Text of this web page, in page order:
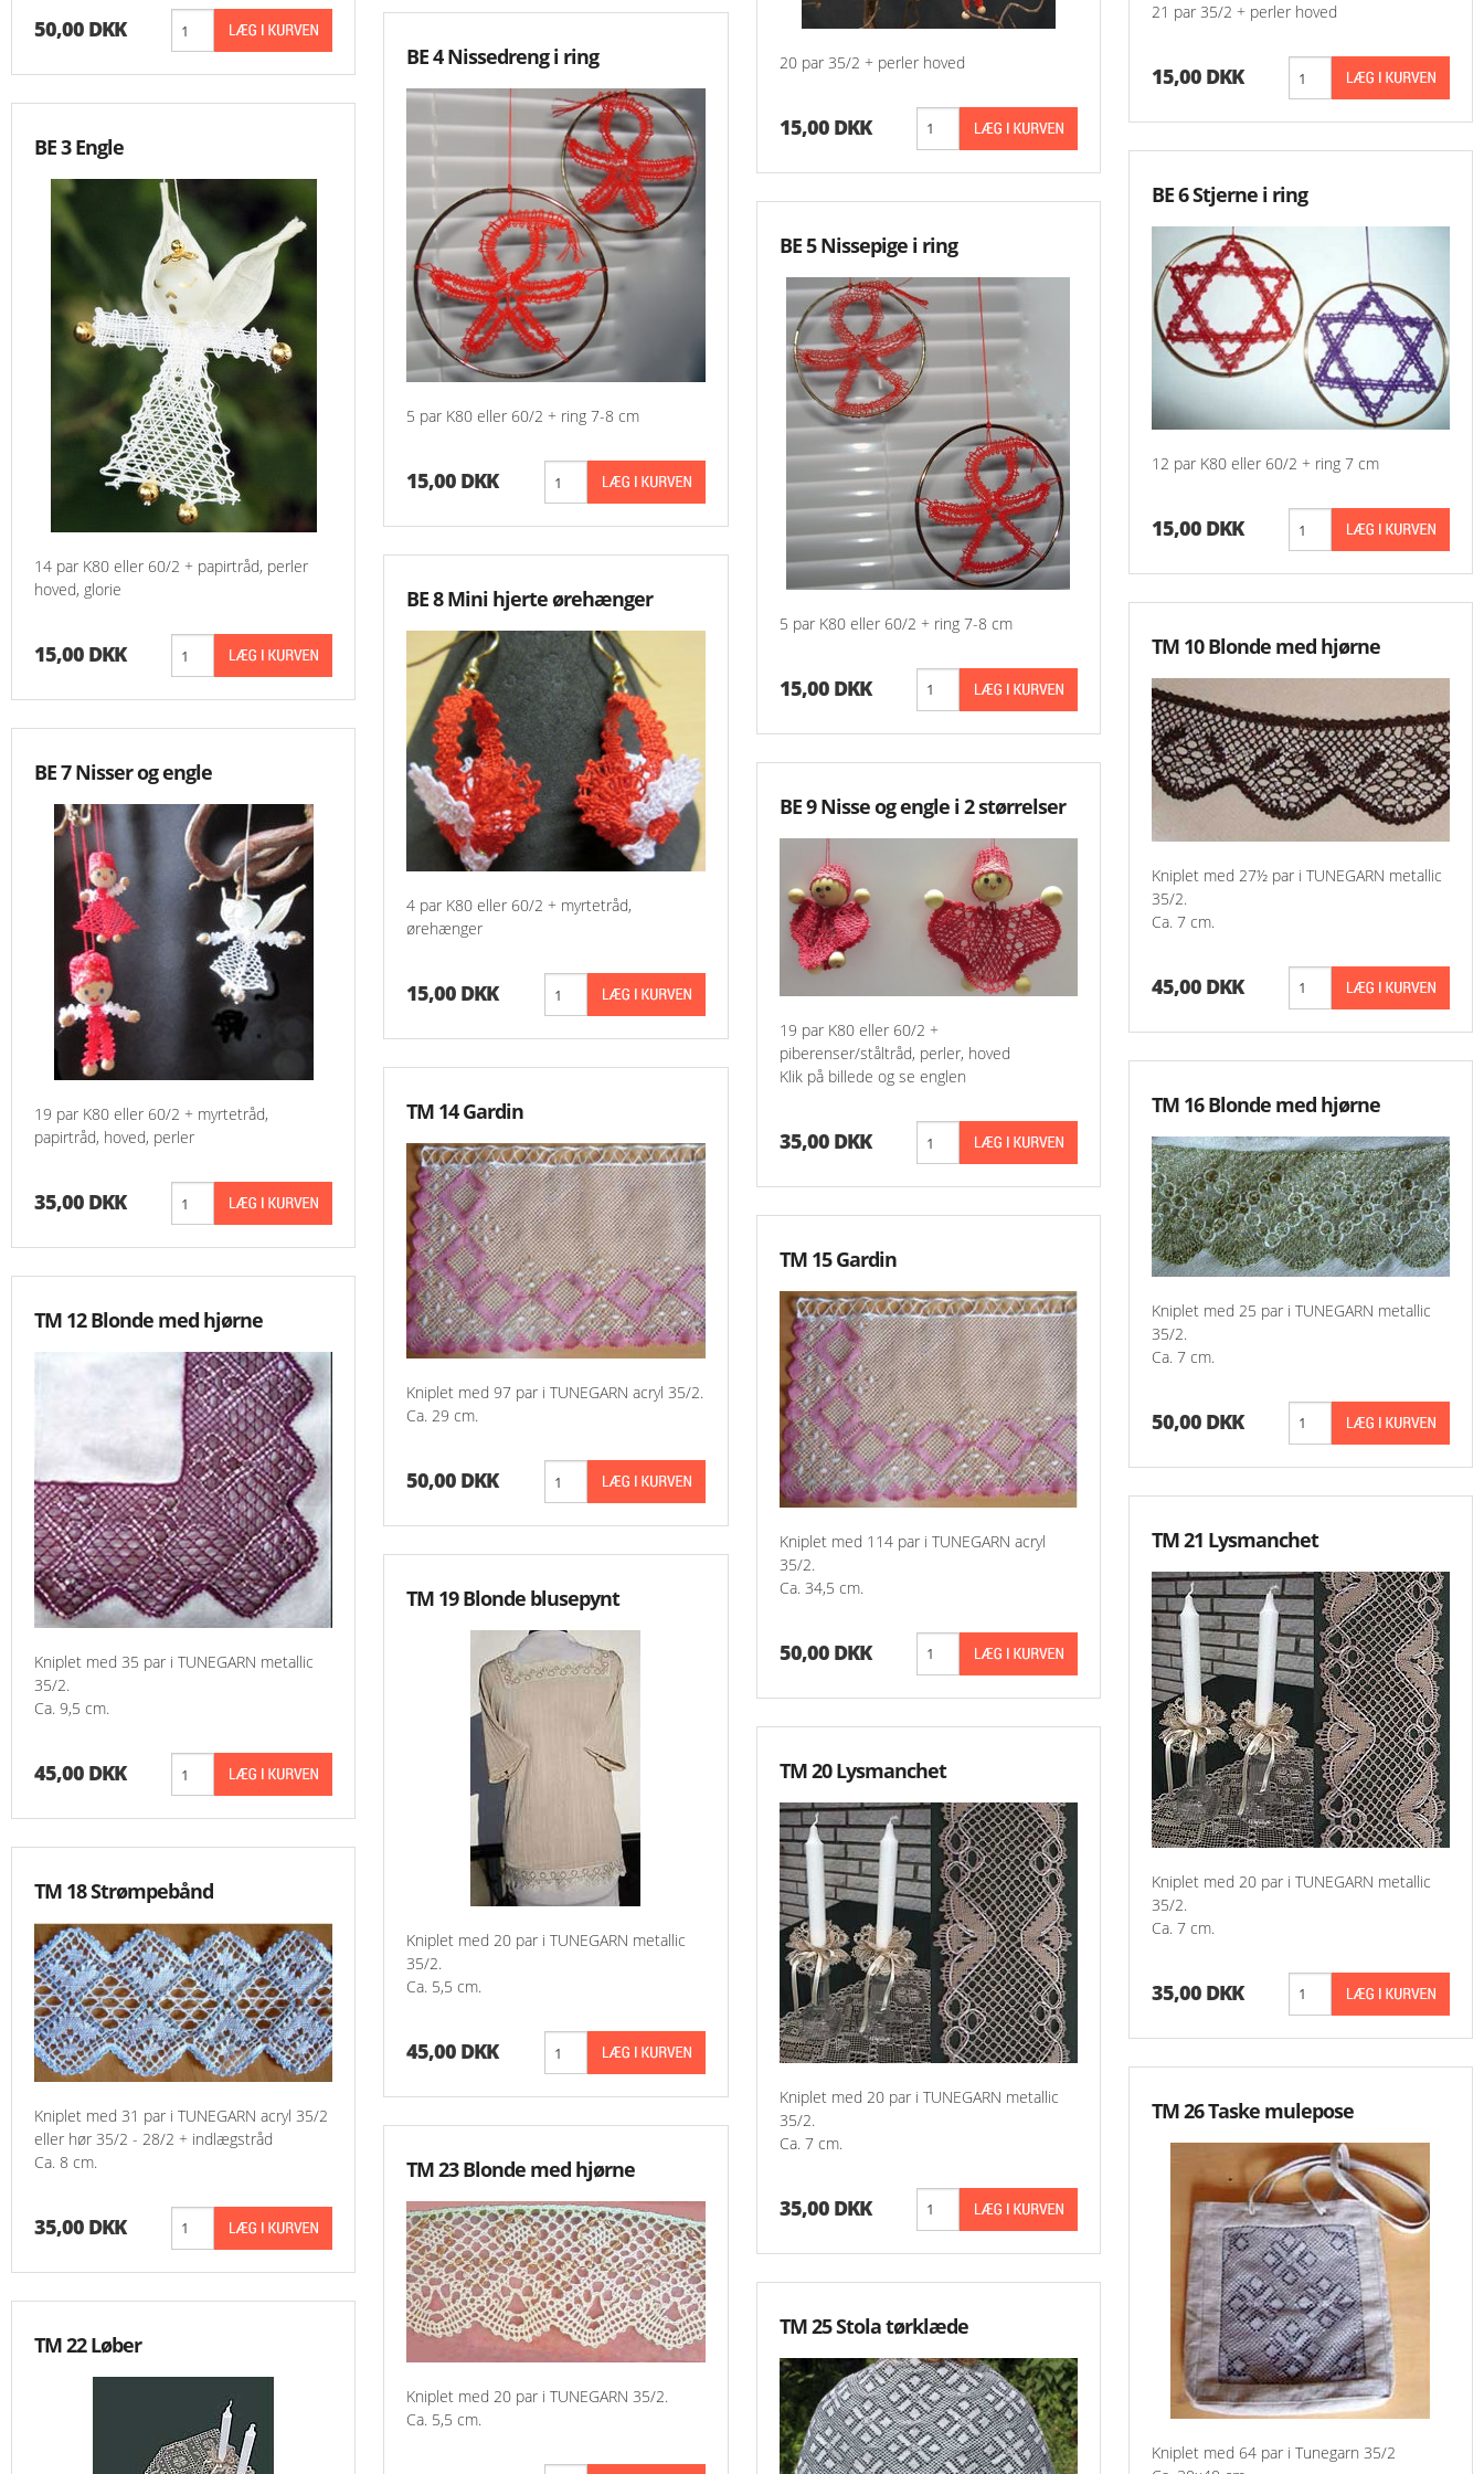
-Små Ting
Oversigt Aase Nilssons Mønstre -Aase Nilsson 1 -
-Aase Nilsson 100
-Aase Nilsson 300
-Aase Nilsson 400
-Aase Nilsson 500
-Aase Nilsson 600
-Aase Nilsson 700
-Aase Nilsson 900
-Aase Nilsson
Aase Nilsson 1200
Aase Nilsson 1300
50,00 DKK
BE 3 Engle
14 par K80 eller 60/2 + papirtråd, perler
hoved, glorie
15,00 DKK
BE 7 Nisser og engle
19 par K80 eller 60/2 + myrtetråd,
papirtråd, hoved, perler
35,00 DKK
TM 12 Blonde med hjørne
Kniplet med 35 par i TUNEGARN metallic
35/2.
Ca. 9,5 cm.
45,00 DKK
TM 18 Strømpebånd
Kniplet med 31 par i TUNEGARN acryl 35/2
eller hør 35/2 - 28/2 + indlægstråd
Ca. 8 cm.
35,00 DKK
TM 22 Løber
BE 4 Nissedreng i ring
5 par K80 eller 60/2 + ring 7-8 cm
15,00 DKK
BE 8 Mini hjerte ørehænger
4 par K80 eller 60/2 + myrtetråd,
ørehænger
15,00 DKK
TM 14 Gardin
Kniplet med 97 par i TUNEGARN acryl 35/2.
Ca. 29 cm.
50,00 DKK
TM 19 Blonde blusepynt
Kniplet med 20 par i TUNEGARN metallic
35/2.
Ca. 5,5 cm.
45,00 DKK
TM 23 Blonde med hjørne
Kniplet med 20 par i TUNEGARN 35/2.
Ca. 5,5 cm.
20 par 35/2 + perler hoved
15,00 DKK
BE 5 Nissepige i ring
5 par K80 eller 60/2 + ring 7-8 cm
15,00 DKK
BE 9 Nisse og engle i 2 størrelser
19 par K80 eller 60/2 +
piberenser/ståltråd, perler, hoved
Klik på billede og se englen
35,00 DKK
TM 15 Gardin
Kniplet med 114 par i TUNEGARN acryl
35/2.
Ca. 34,5 cm.
50,00 DKK
TM 20 Lysmanchet
Kniplet med 20 par i TUNEGARN metallic
35/2.
Ca. 7 cm.
35,00 DKK
TM 25 Stola tørklæde
21 par 35/2 + perler hoved
15,00 DKK
BE 6 Stjerne i ring
12 par K80 eller 60/2 + ring 7 cm
15,00 DKK
TM 10 Blonde med hjørne
Kniplet med 27½ par i TUNEGARN metallic
35/2.
Ca. 7 cm.
45,00 DKK
TM 16 Blonde med hjørne
Kniplet med 25 par i TUNEGARN metallic
35/2.
Ca. 7 cm.
50,00 DKK
TM 21 Lysmanchet
Kniplet med 20 par i TUNEGARN metallic
35/2.
Ca. 7 cm.
35,00 DKK
TM 26 Taske mulepose
Kniplet med 64 par i Tunegarn 35/2